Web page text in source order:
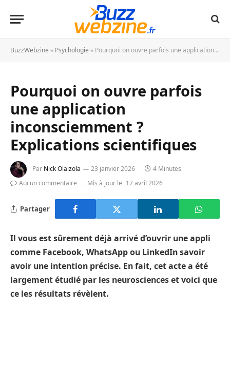
BuzzWebzine » Psychologie » Pourquoi on ouvre parfois une application inconsciemment ? Explications scientifiques
Pourquoi on ouvre parfois
une application
inconsciemment ?
Explications scientifiques
Par Nick Olaizola 23 janvier 2026
4 Minutes
Aucun commentaire
Mis à jour le 17 avril 2026
Partager
Il vous est sûrement déjà arrivé d’ouvrir une appli
comme Facebook, WhatsApp ou LinkedIn savoir
avoir une intention précise. En fait, cet acte a été
largement étudié par les neurosciences et voici que
ce les résultats révèlent.